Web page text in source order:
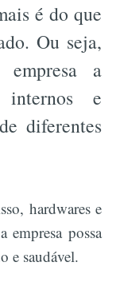
é do que
Ou seja,
a
internos e
diferentes
hardwares e
empresa possa
e saudável.